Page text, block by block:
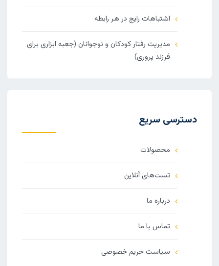
اشتباهات رایج در هر رابطه
مدیریت رفتار کودکان و نوجوانان (جعبه ابزاری برای
فرزند پروری)
دسترسی سریع
محصولات
تست‌های آنلاین
درباره ما
تماس با ما
سیاست حریم خصوصی